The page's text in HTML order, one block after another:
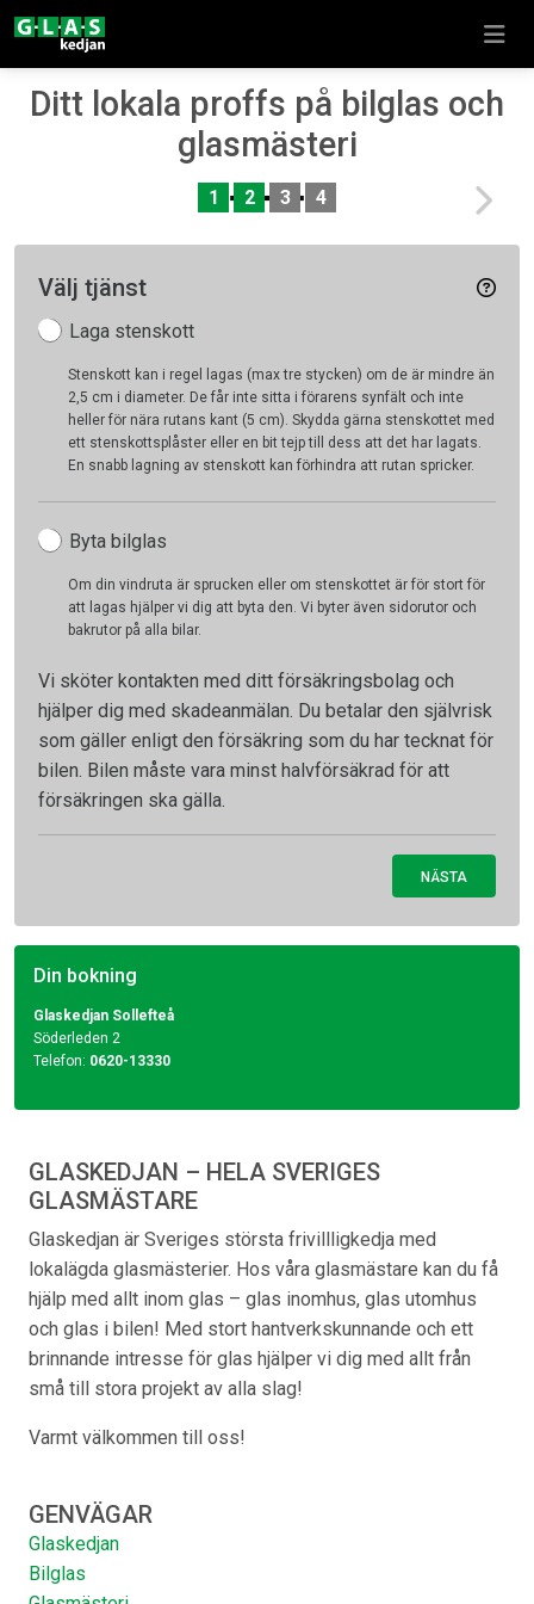
Ditt lokala proffs på bilglas och
glasmästeri
1 2 3 4
Välj tjänst
Laga stenskott
Stenskott kan i regel lagas (max tre stycken) om de är mindre än
2,5 cm i diameter. De får inte sitta i förarens synfält och inte
heller för nära rutans kant (5 cm). Skydda gärna stenskottet med
ett stenskottsplåster eller en bit tejp till dess att det har lagats.
En snabb lagning av stenskott kan förhindra att rutan spricker.
Byta bilglas
Om din vindruta är sprucken eller om stenskottet är för stort för
att lagas hjälper vi dig att byta den. Vi byter även sidorutor och
bakrutor på alla bilar.
Vi sköter kontakten med ditt försäkringsbolag och
hjälper dig med skadeanmälan. Du betalar den självrisk
som gäller enligt den försäkring som du har tecknat för
bilen. Bilen måste vara minst halvförsäkrad för att
försäkringen ska gälla.
NÄSTA
Din bokning
Glaskedjan Sollefteå
Söderleden 2
Telefon: 0620-13330
GLASKEDJAN – HELA SVERIGES
GLASMÄSTARE
Glaskedjan är Sveriges största frivillligkedja med
lokalägda glasmästerier. Hos våra glasmästare kan du få
hjälp med allt inom glas – glas inomhus, glas utomhus
och glas i bilen! Med stort hantverkskunnande och ett
brinnande intresse för glas hjälper vi dig med allt från
små till stora projekt av alla slag!
Varmt välkommen till oss!
GENVÄGAR
Glaskedjan
Bilglas